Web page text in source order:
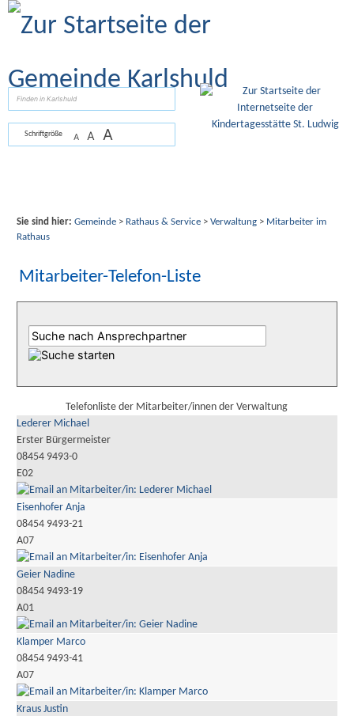
Zum Inhalt
Schriftgröße A A A
Sie sind hier: Gemeinde> Rathaus & Service> Verwaltung> Mitarbeiter im
Rathaus
Mitarbeiter-Telefon-Liste
Telefonliste der Mitarbeiter/innen der Verwaltung
Lederer Michael
Erster Bürgermeister
08454 9493-0
E02
Eisenhofer Anja
08454 9493-21
A07
Geier Nadine
08454 9493-19
A01
Klamper Marco
08454 9493-41
A07
Kraus Justin